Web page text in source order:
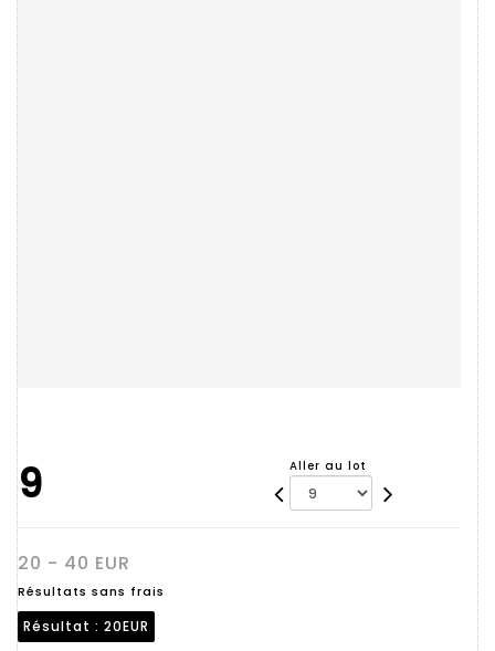
9 Aller au lot
20 - 40 EUR
Résultats sans frais
Résultat : 20EUR